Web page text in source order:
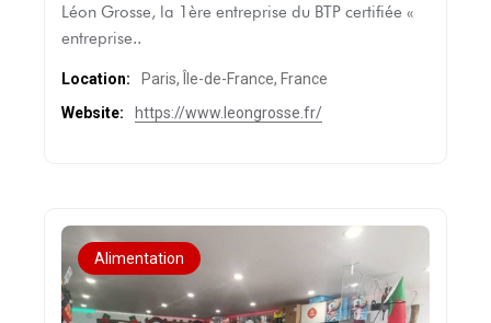
Léon Grosse, la 1ère entreprise du BTP certifiée «
entreprise..
Location:
Paris, Île-de-France, France
Website:
https://www.leongrosse.fr/
Alimentation